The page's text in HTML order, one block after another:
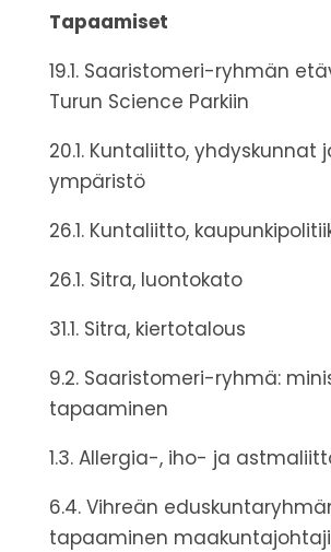
Tapaamiset
19.1. Saaristomeri-ryhmän
Turun Science Parkiin
20.1. Kuntaliitto, yhdyskunnat
ympäristö
26.1. Kuntaliitto,
26.1. Sitra, luontokato
31.1. Sitra, kiertotalous
9.2. Saaristomeri-ryhmä:
tapaaminen
1.3. Allergia-, iho- ja
6.4. Vihreän
tapaaminen